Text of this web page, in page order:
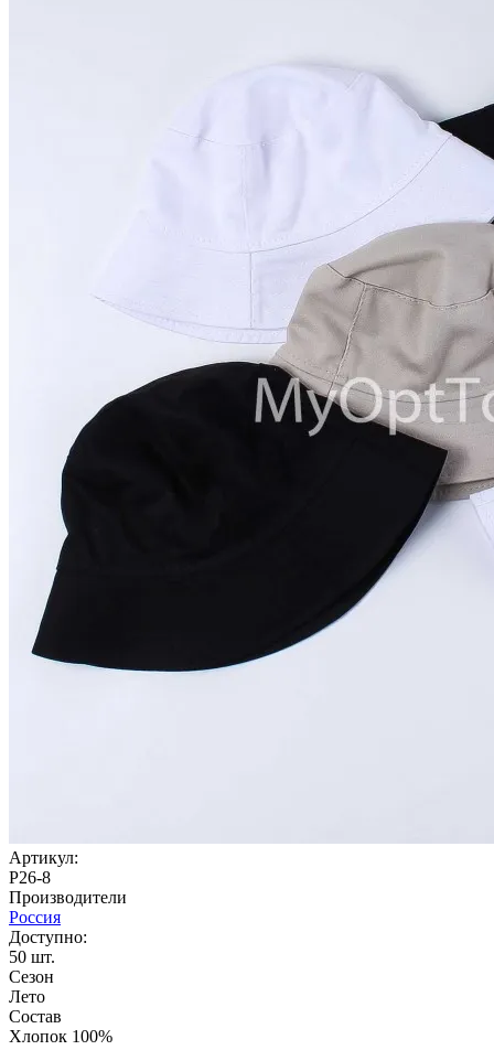
Артикул:
P26-8
Производители
Россия
Доступно:
50 шт.
Сезон
Лето
Состав
Хлопок 100%